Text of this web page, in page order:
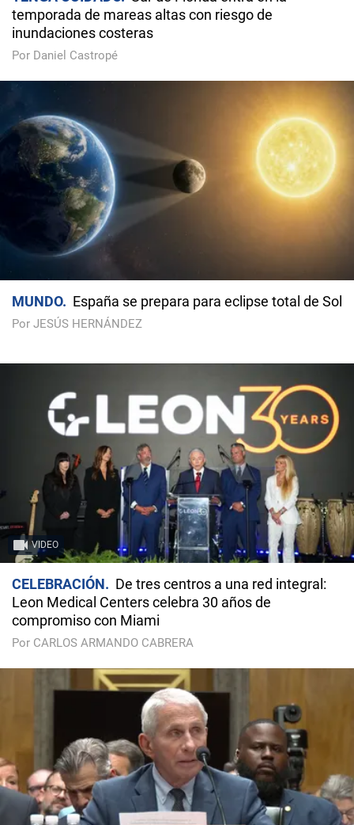
temporada de mareas altas con riesgo de
inundaciones costeras
Por Daniel Castropé
MUNDO España se prepara para eclipse total de Sol
Por JESÚS HERNÁNDEZ
VIDEO
CELEBRACIÓN
De tres centros a una red integral:
Leon Medical Centers celebra 30 años de
compromiso con Miami
Por CARLOS ARMANDO CABRERA